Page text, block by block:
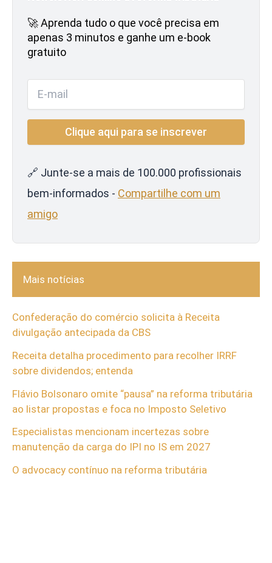
🚀 Aprenda tudo o que você precisa em
apenas 3 minutos e ganhe um e-book
gratuito
🔗 Junte-se a mais de 100.000 profissionais
bem-informados - Compartilhe com um
amigo
Mais notícias
Confederação do comércio solicita à Receita
divulgação antecipada da CBS
Receita detalha procedimento para recolher IRRF
sobre dividendos; entenda
Flávio Bolsonaro omite “pausa” na reforma tributária
ao listar propostas e foca no Imposto Seletivo
Especialistas mencionam incertezas sobre
manutenção da carga do IPI no IS em 2027
O advocacy contínuo na reforma tributária